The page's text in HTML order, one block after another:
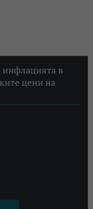
инфлацията в
цени на